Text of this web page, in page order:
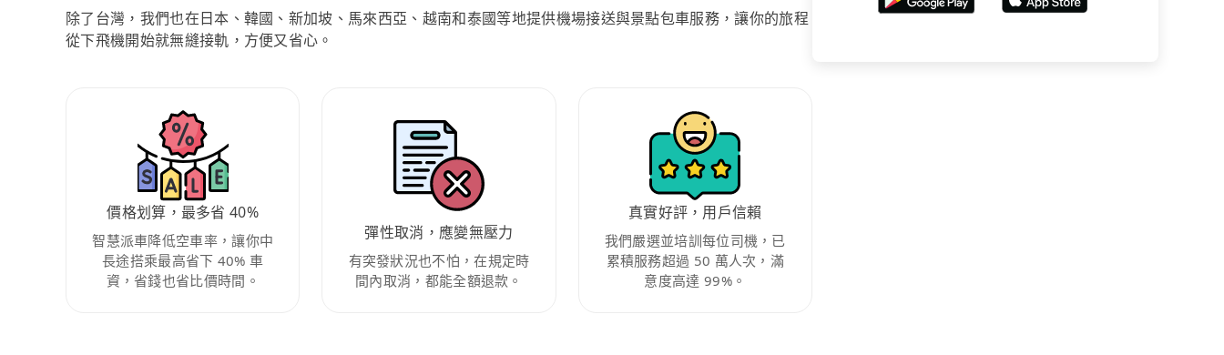
除了台灣，我們也在日本、韓國、新加坡、馬來西亞、越南和泰國等地提供機場接送與景點包車服務，讓你的旅程
從下飛機開始就無縫接軌，方便又省心。
價格划算，最多省 40%
智慧派車降低空車率，讓你中
長途搭乘最高省下 40% 車
資，省錢也省比價時間。
彈性取消，應變無壓力
有突發狀況也不怕，在規定時
間內取消，都能全額退款。
真實好評，用戶信賴
我們嚴選並培訓每位司機，已
累積服務超過 50 萬人次，滿
意度高達 99%。